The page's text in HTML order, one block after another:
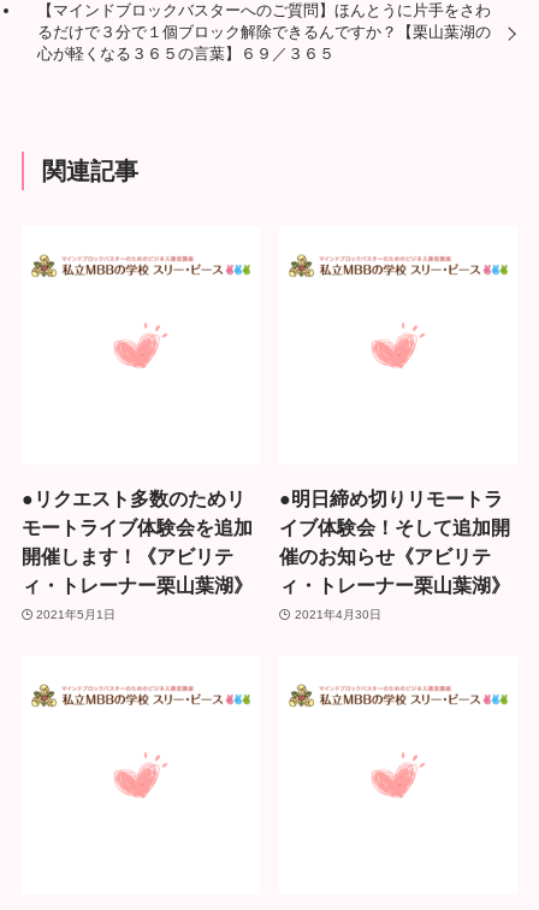
【マインドブロックバスターへのご質問】ほんとうに片手をさわ
るだけで３分で１個ブロック解除できるんですか？【栗山葉湖の
心が軽くなる３６５の言葉】６９／３６５
関連記事
●リクエスト多数のためリ
モートライブ体験会を追加
開催します！《アビリテ
ィ・トレーナー栗山葉湖》
2021年5月1日
●明日締め切りリモートラ
イブ体験会！そして追加開
催のお知らせ《アビリテ
ィ・トレーナー栗山葉湖》
2021年4月30日